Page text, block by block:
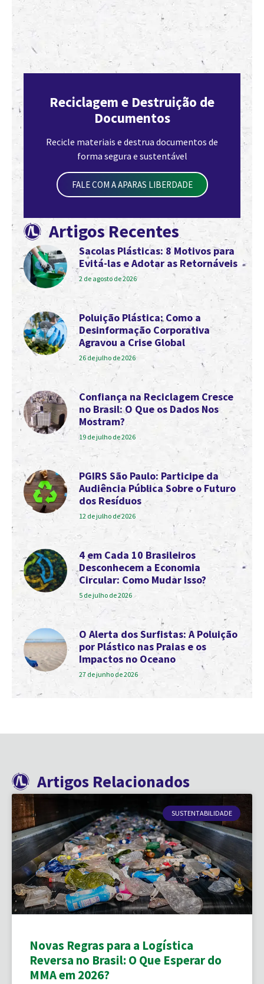
Reciclagem e Destruição de
Documentos
Recicle materiais e destrua documentos de
forma segura e sustentável
FALE COM A APARAS LIBERDADE
Artigos Recentes
Sacolas Plásticas: 8 Motivos para
Evitá-las e Adotar as Retornáveis
2 de agosto de 2026
Poluição Plástica: Como a
Desinformação Corporativa
Agravou a Crise Global
26 de julho de 2026
Confiança na Reciclagem Cresce
no Brasil: O Que os Dados Nos
Mostram?
19 de julho de 2026
PGIRS São Paulo: Participe da
Audiência Pública Sobre o Futuro
dos Resíduos
12 de julho de 2026
4 em Cada 10 Brasileiros
Desconhecem a Economia
Circular: Como Mudar Isso?
5 de julho de 2026
O Alerta dos Surfistas: A Poluição
por Plástico nas Praias e os
Impactos no Oceano
27 de junho de 2026
Artigos Relacionados
SUSTENTABILIDADE
Novas Regras para a Logística
Reversa no Brasil: O Que Esperar do
MMA em 2026?